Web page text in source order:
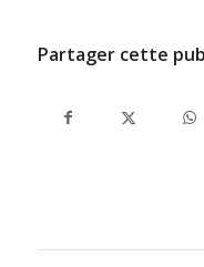
Partager cette